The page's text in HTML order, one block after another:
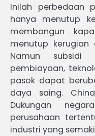
Inilah perbedaan
hanya menutup
membangun
menutup
Namun subsidi
pembiayaan,
pasok dapat
daya saing.
Dukungan
perusahaan
industri yang